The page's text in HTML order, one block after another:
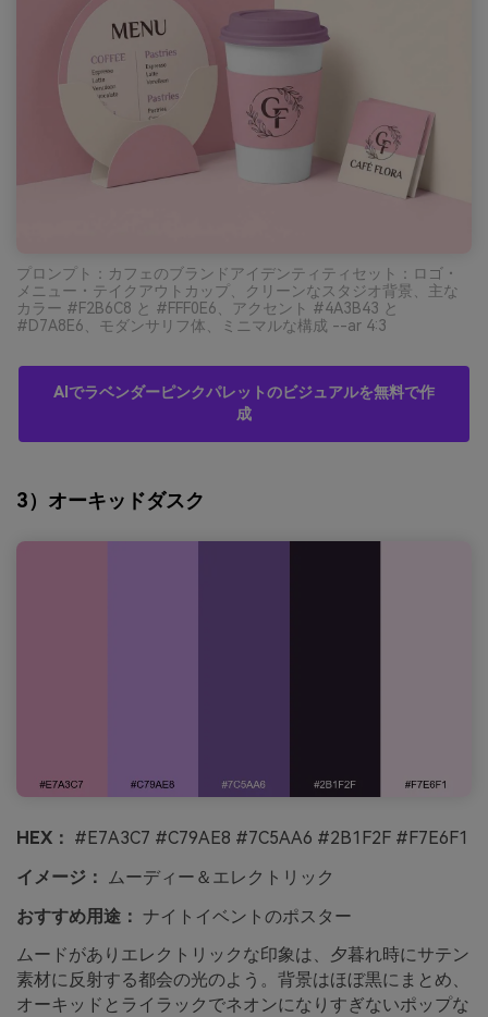
プロンプト：カフェのブランドアイデンティティセット：ロゴ・
メニュー・テイクアウトカップ、クリーンなスタジオ背景、主な
カラー #F2B6C8 と #FFF0E6、アクセント #4A3B43 と
#D7A8E6、モダンサリフ体、ミニマルな構成 --ar 4:3
AIでラベンダーピンクパレットのビジュアルを無料で作
成
3）オーキッドダスク
HEX： #E7A3C7 #C79AE8 #7C5AA6 #2B1F2F #F7E6F1
イメージ：
ムーディー＆エレクトリック
おすすめ用途： ナイトイベントのポスター
ムードがありエレクトリックな印象は、夕暮れ時にサテン
素材に反射する都会の光のよう。背景はほぼ黒にまとめ、
オーキッドとライラックでネオンになりすぎないポップな